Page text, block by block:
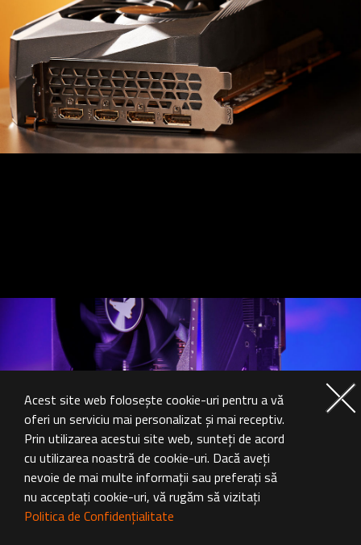
Acest site web folosește cookie-uri pentru a vă
oferi un serviciu mai personalizat și mai receptiv.
Prin utilizarea acestui site web, sunteți de acord
cu utilizarea noastră de cookie-uri. Dacă aveți
nevoie de mai multe informații sau preferați să
nu acceptați cookie-uri, vă rugăm să vizitați
Politica de Confidențialitate